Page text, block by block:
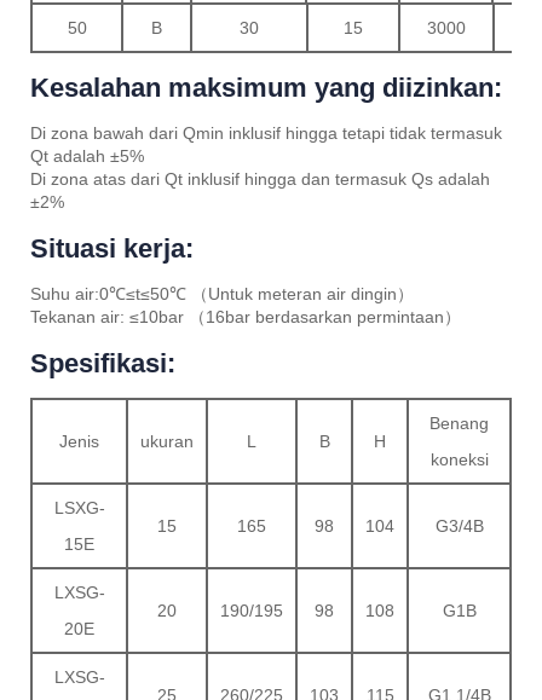
50 B 30 15 3000
Kesalahan maksimum yang diizinkan:
Di zona bawah dari Qmin inklusif hingga tetapi tidak termasuk
Qt adalah ±5%
Di zona atas dari Qt inklusif hingga dan termasuk Qs adalah
±2%
Situasi kerja:
Suhu air:0℃≤t≤50℃ （Untuk meteran air dingin）
Tekanan air: ≤10bar （16bar berdasarkan permintaan）
Spesifikasi:
Jenis ukuran L B H
Benang
koneksi
LSXG-
15E
15 165 98 104 G3/4B
LXSG-
20E
20 190/195 98 108 G1B
LXSG-
25
260/225 103 115 G1 1/4B